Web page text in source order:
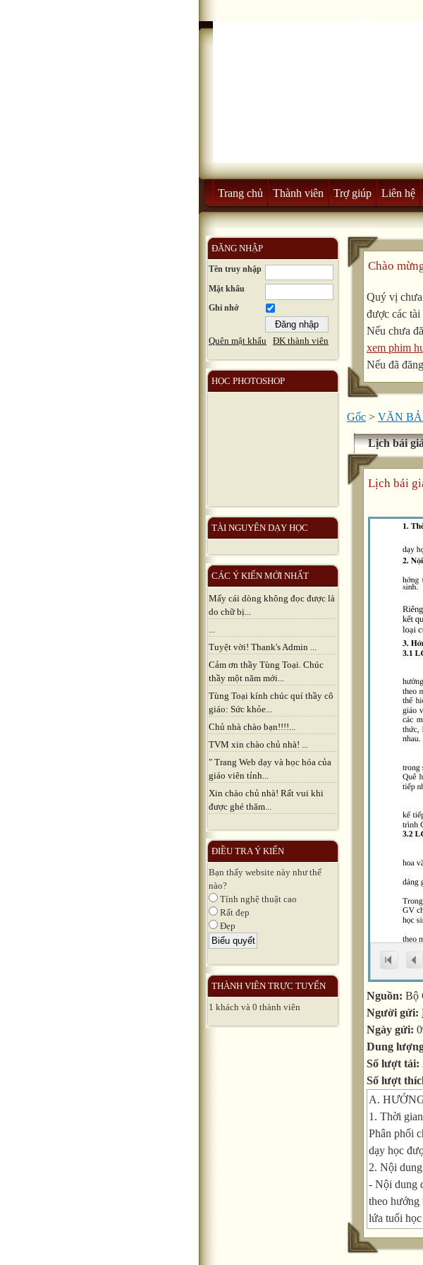
Trang chủ Thành viên Trợ giúp Liên hệ
ĐĂNG NHẬP
Tên truy nhập
Mật khẩu
Ghi nhớ
Quên mật khẩu ĐK thành viên
HỌC PHOTOSHOP
TÀI NGUYÊN DẠY HỌC
CÁC Ý KIẾN MỚI NHẤT
Mấy cái dòng không đọc được là
do chữ bị...
...
Tuyệt vời! Thank's Admin ...
Cảm ơn thầy Tùng Toại. Chúc
thầy một năm mới...
Tùng Toại kính chúc quí thầy cô
giáo: Sức khỏe...
Chủ nhà chào bạn!!!!...
TVM xin chào chủ nhà! ...
" Trang Web dạy và học hóa của
giáo viên tỉnh...
Xin chào chủ nhà! Rất vui khi
được ghé thăm...
ĐIỀU TRA Ý KIẾN
Bạn thấy website này như thế
nào?
Tính nghệ thuật cao
Rất đẹp
Đẹp
THÀNH VIÊN TRỰC TUYẾN
1 khách và 0 thành viên
Chào
Quý vị
được các
Nếu chưa
xem phim
Nếu đã
Gốc > VĂN
Lịch bái
Lịch bái
Nguồn: Bộ
Người gửi:
Ngày gửi:
Dung
Số lượt tải:
Số lượt
A.
1. Thời
Phân phối
dạy học
2. Nội
- Nội dung
theo hướng
lứa tuổi học
- Thời
Riêng ở